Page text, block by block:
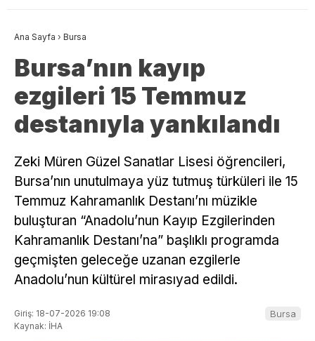
Ana Sayfa › Bursa
Bursa’nın kayıp
ezgileri 15 Temmuz
destanıyla yankılandı
Zeki Müren Güzel Sanatlar Lisesi öğrencileri,
Bursa’nın unutulmaya yüz tutmuş türküleri ile 15
Temmuz Kahramanlık Destanı’nı müzikle
buluşturan “Anadolu’nun Kayıp Ezgilerinden
Kahramanlık Destanı’na” başlıklı programda
geçmişten geleceğe uzanan ezgilerle
Anadolu’nun kültürel mirasıyad edildi.
Giriş: 18-07-2026 19:08
Kaynak: İHA
Bursa